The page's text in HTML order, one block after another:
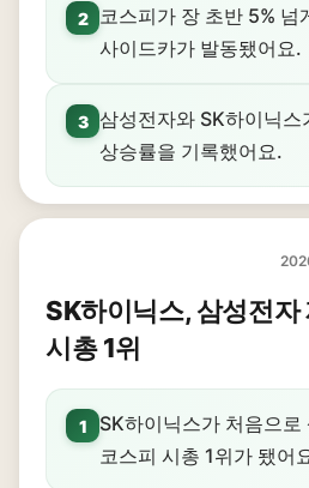
2
코스피가 장 초반 5% 넘
사이드카가 발동됐어요.
3 삼성전자와 SK하이닉스
상승률을 기록했어요.
SK하이닉스, 삼성전자
시총 1위
1
SK하이닉스가 처음으로
코스피 시총 1위가 됐어